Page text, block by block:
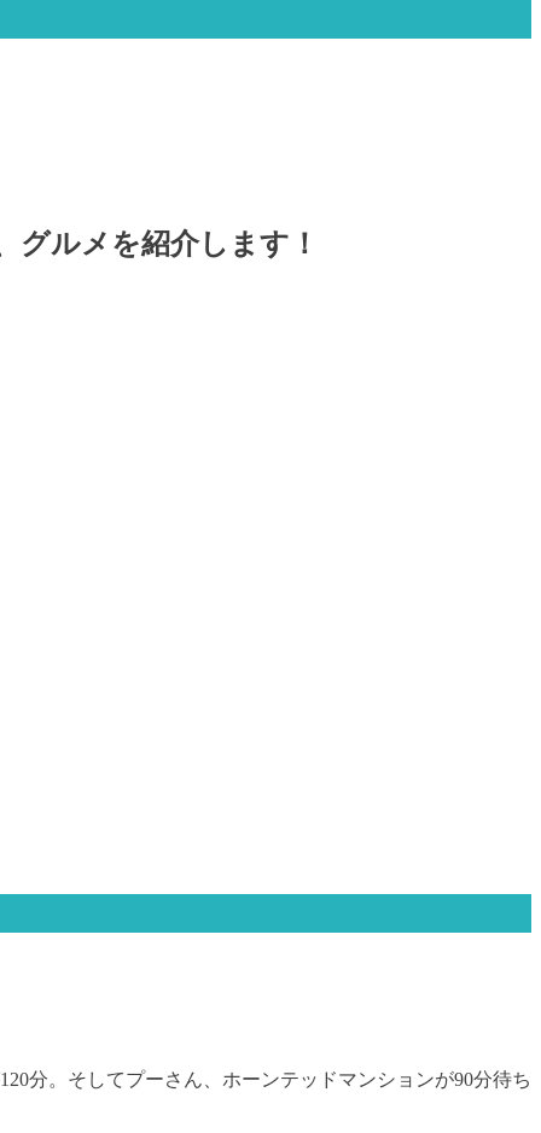
グルメを紹介します！
分。そしてプーさん、ホーンテッドマンションが90分待ち